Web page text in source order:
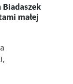
małej